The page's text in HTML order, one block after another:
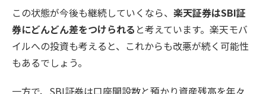
この状態が今後も継続していくなら、 楽天証券はSBI証
券にどんどん差をつけられる と考えています。楽天モバ
イルへの投資も考えると、これからも改悪が続く可能性
もあるでしょう。
一方で、SBI証券は口座開設数と預かり資産残高を年々